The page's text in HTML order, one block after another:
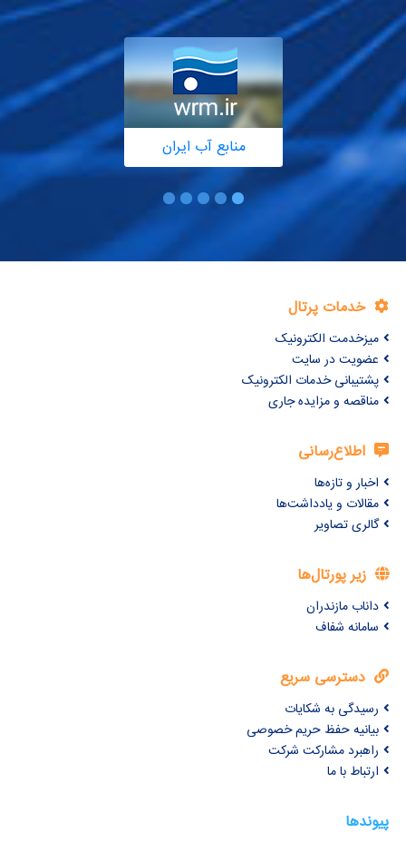
منابع آب ایران
خدمات پرتال
میزخدمت الکترونیک
عضویت در سایت
پشتیبانی خدمات الکترونیک
مناقصه و مزایده جاری
اطلاع‌رسانی
اخبار و تازه‌ها
مقالات و یادداشت‌ها
گالری تصاویر
زیر پورتال‌ها
داناب مازندران
سامانه شفاف
دسترسی سریع
رسیدگی به شکایات
بیانیه حفظ حریم خصوصی
راهبرد مشارکت شرکت
ارتباط با ما
پیوندها